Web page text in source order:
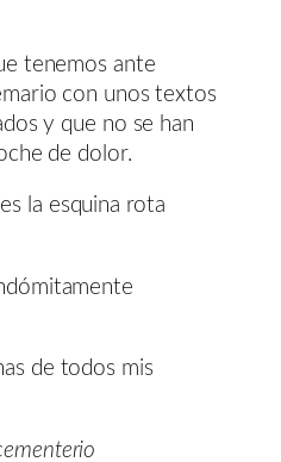
tenemos ante
con unos textos
y que no se han
de dolor.
la esquina rota
de todos mis